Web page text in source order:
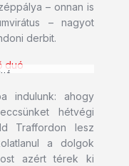
– onnan is
– nagyot
derbit.
indulunk: ahogy
hétvégi
Traffordon lesz
a dolgok
azért térek ki